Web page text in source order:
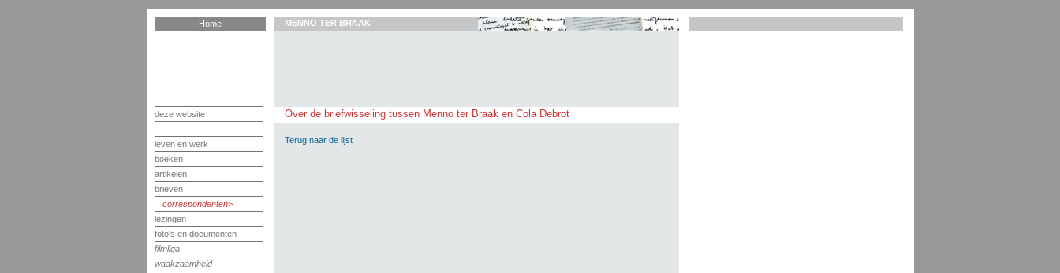
Home
deze website
leven en werk
boeken
artikelen
brieven
correspondenten
lezingen
foto's en documenten
filmliga
waakzaamheid
MENNO TER BRAAK
Over de briefwisseling tussen Menno ter Braak en Cola Debrot
Terug naar de lijst